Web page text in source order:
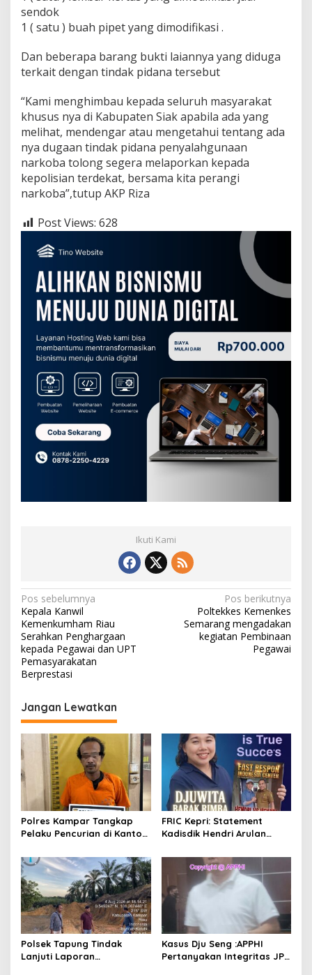
sendok
1 ( satu ) buah pipet yang dimodifikasi .
Dan beberapa barang bukti laiannya yang diduga
terkait dengan tindak pidana tersebut
“Kami menghimbau kepada seluruh masyarakat
khusus nya di Kabupaten Siak apabila ada yang
melihat, mendengar atau mengetahui tentang ada
nya dugaan tindak pidana penyalahgunaan
narkoba tolong segera melaporkan kepada
kepolisian terdekat, bersama kita perangi
narkoba”,tutup AKP Riza
Post Views: 628
Ikuti Kami
N
a
v
i
g
a
s
i
p
o
s
Pos sebelumnya
Kepala Kanwil
Kemenkumham Riau
Serahkan Penghargaan
kepada Pegawai dan UPT
Pemasyarakatan
Berprestasi
Pos berikutnya
Poltekkes Kemenkes
Semarang mengadakan
kegiatan Pembinaan
Pegawai
Jangan Lewatkan
Polres Kampar Tangkap
Pelaku Pencurian di Kantor
FRIC Kepri: Statement
Kadisdik Hendri Arulan
Indonesia
Polsek Tapung Tindak
Lanjuti Laporan
Kasus Dju Seng :APPHI
Pertanyakan Integritas JPU